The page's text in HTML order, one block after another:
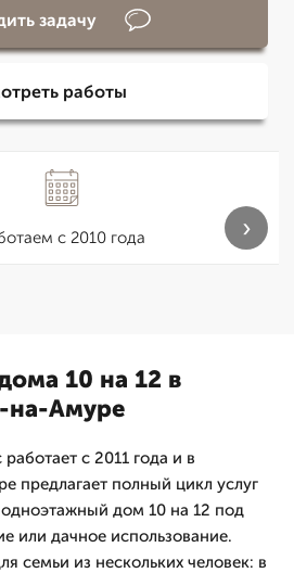
задачу
работы
с 2010 года ›
10 на 12 в
на-Амуре
с 2011 года и в
предлагает полный цикл услуг
одноэтажный дом 10 на 12 под
или дачное использование.
семьи из нескольких человек: в